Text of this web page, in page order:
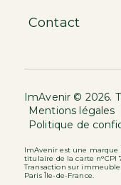
Contact
ImAvenir © 2026.
Mentions légales
Politique de
ImAvenir est une marque
titulaire de la carte n°CPI
Transaction sur
Paris Île-de-France.